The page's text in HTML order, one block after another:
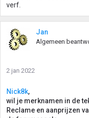
verf.
Jan
Algemeen
2 jan 2022
Nick8k,
wil je merknamen in de
Reclame en aanprijzen